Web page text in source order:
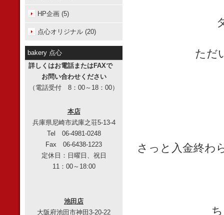
ただ
さっと入金終わ
HP企画 (5)
点心オリジナル (20)
bakery 点心
詳しくはお電話またはFAXで
お問い合わせください
（電話受付 8：00～18：00）
本店
兵庫県尼崎市武庫之荘5-13-4
Tel 06-4981-0248
Fax 06-6438-1223
定休日：日曜日、祝日
11：00～18:00
池田店
大阪府池田市神田3-20-22